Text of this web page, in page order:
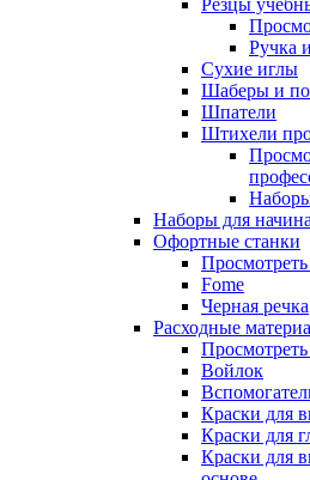
Резцы
Ручка
Сухие иглы
Шаберы и
Шпатели
Штихели
Наборы для
Офортные станки
Fome
Черная речка
Расходные
Войлок
Краски для
Краски для
Краски для